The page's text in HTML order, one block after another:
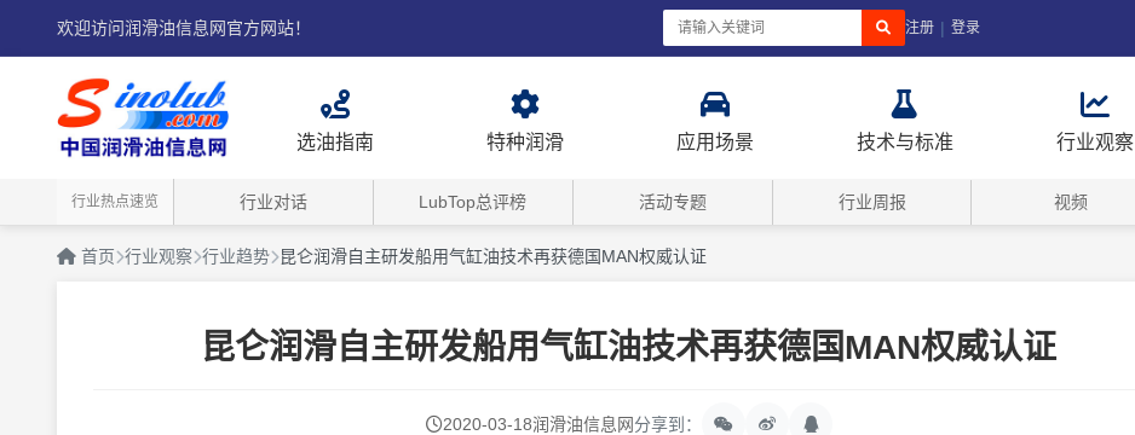
欢迎访问润滑油信息网官方网站！ 注册 | 登录
选油指南 特种润滑 应用场景 技术与标准 行业观察
行业热点速览 行业对话 LubTop总评榜 活动专题 行业周报 视频
首页 行业观察 行业趋势 昆仑润滑自主研发船用气缸油技术再获德国MAN权威认证
昆仑润滑自主研发船用气缸油技术再获德国MAN权威认证
2020-03-18润滑油信息网分享到：